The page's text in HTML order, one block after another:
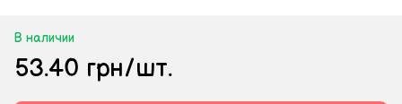
В наличии
53.40 грн/шт.